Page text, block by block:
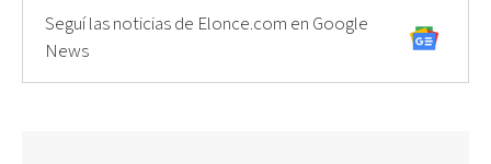
Seguí las noticias de Elonce.com en Google
News